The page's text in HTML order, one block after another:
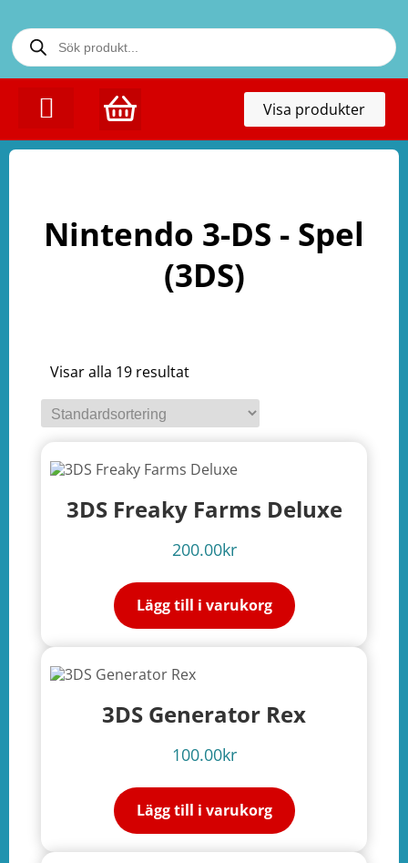
Visa produkter
Nintendo 3-DS - Spel
(3DS)
Visar alla 19 resultat
3DS Freaky Farms Deluxe
200.00kr
Lägg till i varukorg
3DS Generator Rex
100.00kr
Lägg till i varukorg